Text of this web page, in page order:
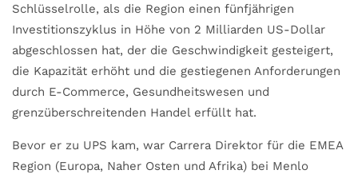
Schlüsselrolle, als die Region einen fünfjährigen
Investitionszyklus in Höhe von 2 Milliarden US-Dollar
abgeschlossen hat, der die Geschwindigkeit gesteigert,
die Kapazität erhöht und die gestiegenen Anforderungen
durch E-Commerce, Gesundheitswesen und
grenzüberschreitenden Handel erfüllt hat.
Bevor er zu UPS kam, war Carrera Direktor für die EMEA
Region (Europa, Naher Osten und Afrika) bei Menlo